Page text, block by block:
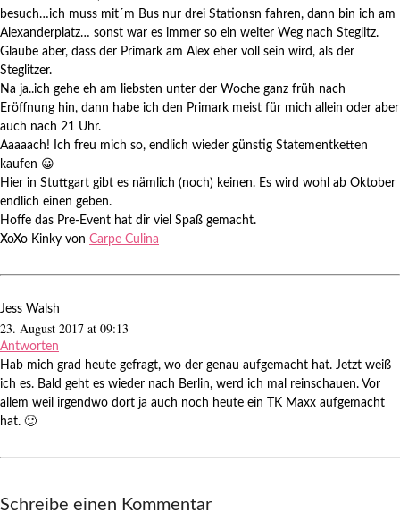
besuch…ich muss mit´m Bus nur drei Stationsn fahren, dann bin ich am
Alexanderplatz… sonst war es immer so ein weiter Weg nach Steglitz.
Glaube aber, dass der Primark am Alex eher voll sein wird, als der
Steglitzer.
Na ja..ich gehe eh am liebsten unter der Woche ganz früh nach
Eröffnung hin, dann habe ich den Primark meist für mich allein oder aber
auch nach 21 Uhr.
Aaaaach! Ich freu mich so, endlich wieder günstig Statementketten
kaufen 😀
Hier in Stuttgart gibt es nämlich (noch) keinen. Es wird wohl ab Oktober
endlich einen geben.
Hoffe das Pre-Event hat dir viel Spaß gemacht.
XoXo Kinky von Carpe Culina
Jess Walsh
23. August 2017 at 09:13
Antworten
Hab mich grad heute gefragt, wo der genau aufgemacht hat. Jetzt weiß
ich es. Bald geht es wieder nach Berlin, werd ich mal reinschauen. Vor
allem weil irgendwo dort ja auch noch heute ein TK Maxx aufgemacht
hat. 🙂
Schreibe einen Kommentar